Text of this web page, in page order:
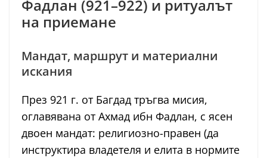
Фадлан (921–922) и ритуалът
на приемане
Мандат, маршрут и материални
искания
През 921 г. от Багдад тръгва мисия,
оглавявана от Ахмад ибн Фадлан, с ясен
двоен мандат: религиозно-правен (да
инструктира владетеля и елита в нормите